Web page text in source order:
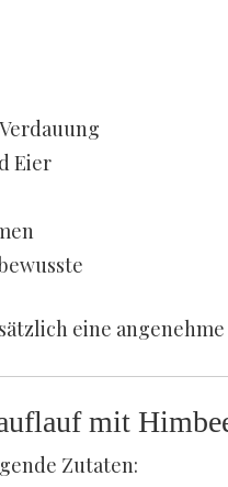
Eier
eine
mit
Zutaten: